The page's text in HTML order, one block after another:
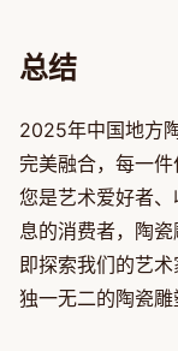
总结
2025年中国地方
完美融合，每一
您是艺术爱好者
息的消费者，陶
即探索我们的艺
独一无二的陶瓷雕